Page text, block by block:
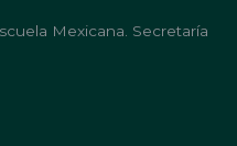
Mexicana. Secretaría